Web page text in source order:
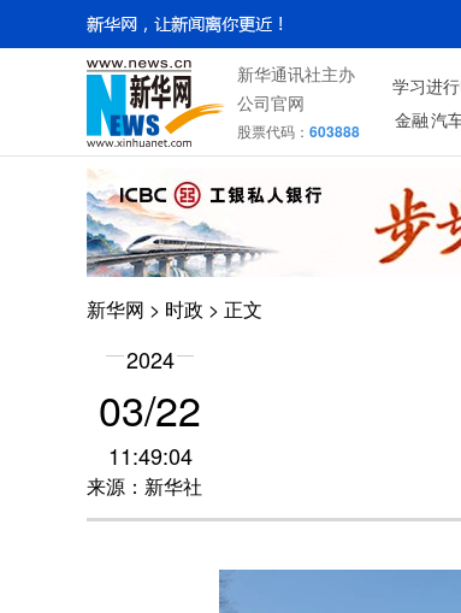
新华通讯社主办
公司官网
股票代码： 603888
学习进
金融 汽
新华网 > 时政 > 正文
2024
03/22
11:49:04
来源：新华社